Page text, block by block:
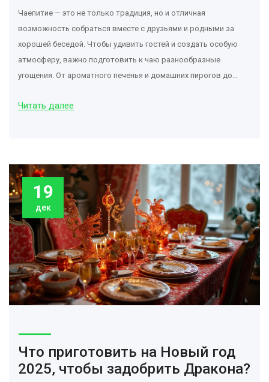
Чаепитие — это не только традиция, но и отличная
возможность собраться вместе с друзьями и родными за
хорошей беседой. Чтобы удивить гостей и создать особую
атмосферу, важно подготовить к чаю разнообразные
угощения. От ароматного печенья и домашних пирогов до
множество. В этой статье мы предлагаем коллекцию
Читать далее
19
дек
Что приготовить на Новый год
2025, чтобы задобрить Дракона?